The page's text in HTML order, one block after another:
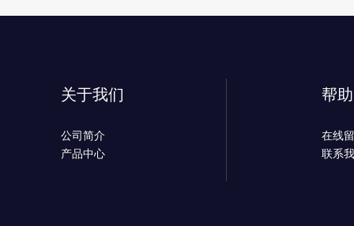
关于我们
公司简介
产品中心
帮
在线
联系